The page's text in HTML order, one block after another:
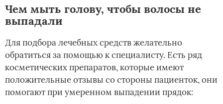
Чем мыть голову, чтобы волосы не
выпадали
Для подбора лечебных средств желательно
обратиться за помощью к специалисту. Есть ряд
косметических препаратов, которые имеют
положительные отзывы со стороны пациенток, они
помогают при умеренном выпадении прядок: